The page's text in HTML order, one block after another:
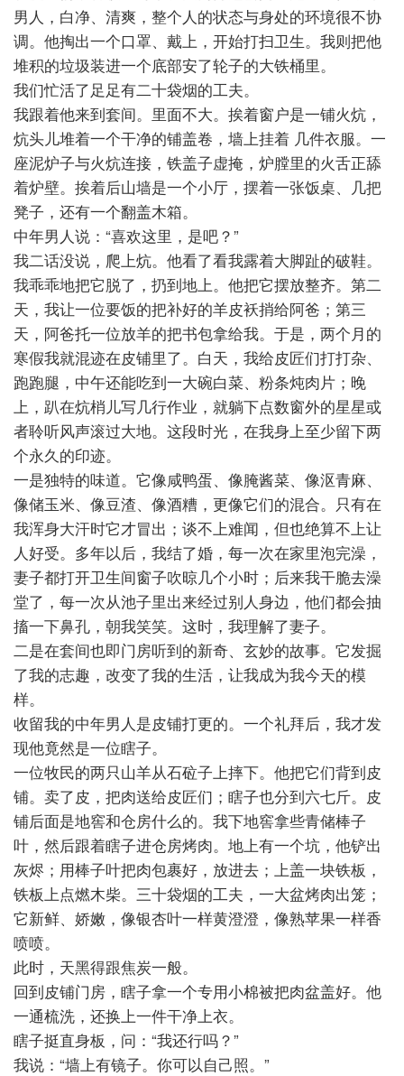
男人，白净、清爽，整个人的状态与身处的环境很不协
调。他掏出一个口罩、戴上，开始打扫卫生。我则把他
堆积的垃圾装进一个底部安了轮子的大铁桶里。
我们忙活了足足有二十袋烟的工夫。
我跟着他来到套间。里面不大。挨着窗户是一铺火炕，
炕头儿堆着一个干净的铺盖卷，墙上挂着 几件衣服。一
座泥炉子与火炕连接，铁盖子虚掩，炉膛里的火舌正舔
着炉壁。挨着后山墙是一个小厅，摆着一张饭桌、几把
凳子，还有一个翻盖木箱。
中年男人说：“喜欢这里，是吧？”
我二话没说，爬上炕。他看了看我露着大脚趾的破鞋。
我乖乖地把它脱了，扔到地上。他把它摆放整齐。第二
天，我让一位要饭的把补好的羊皮袄捎给阿爸；第三
天，阿爸托一位放羊的把书包拿给我。于是，两个月的
寒假我就混迹在皮铺里了。白天，我给皮匠们打打杂、
跑跑腿，中午还能吃到一大碗白菜、粉条炖肉片；晚
上，趴在炕梢儿写几行作业，就躺下点数窗外的星星或
者聆听风声滚过大地。这段时光，在我身上至少留下两
个永久的印迹。
一是独特的味道。它像咸鸭蛋、像腌酱菜、像沤青麻、
像储玉米、像豆渣、像酒糟，更像它们的混合。只有在
我浑身大汗时它才冒出；谈不上难闻，但也绝算不上让
人好受。多年以后，我结了婚，每一次在家里泡完澡，
妻子都打开卫生间窗子吹晾几个小时；后来我干脆去澡
堂了，每一次从池子里出来经过别人身边，他们都会抽
搐一下鼻孔，朝我笑笑。这时，我理解了妻子。
二是在套间也即门房听到的新奇、玄妙的故事。它发掘
了我的志趣，改变了我的生活，让我成为我今天的模
样。
收留我的中年男人是皮铺打更的。一个礼拜后，我才发
现他竟然是一位瞎子。
一位牧民的两只山羊从石砬子上摔下。他把它们背到皮
铺。卖了皮，把肉送给皮匠们；瞎子也分到六七斤。皮
铺后面是地窖和仓房什么的。我下地窖拿些青储棒子
叶，然后跟着瞎子进仓房烤肉。地上有一个坑，他铲出
灰烬；用棒子叶把肉包裹好，放进去；上盖一块铁板，
铁板上点燃木柴。三十袋烟的工夫，一大盆烤肉出笼；
它新鲜、娇嫩，像银杏叶一样黄澄澄，像熟苹果一样香
喷喷。
此时，天黑得跟焦炭一般。
回到皮铺门房，瞎子拿一个专用小棉被把肉盆盖好。他
一通梳洗，还换上一件干净上衣。
瞎子挺直身板，问：“我还行吗？”
我说：“墙上有镜子。你可以自己照。”